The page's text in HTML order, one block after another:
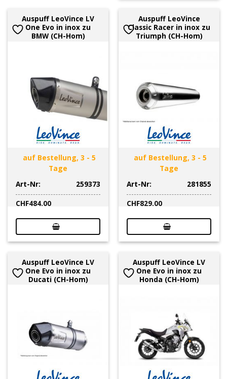
Auspuff LeoVince LV
One Evo in inox zu
BMW (CH-Hom)
auf Bestellung, 3 - 5
Tage
Art-Nr:
259373
CHF484.00
Auspuff LeoVince
Classic Racer in inox zu
Triumph (CH-Hom)
auf Bestellung, 3 - 5
Tage
Art-Nr:
281855
CHF829.00
Auspuff LeoVince LV
One Evo in inox zu
Ducati (CH-Hom)
Auspuff LeoVince LV
One Evo in inox zu
Honda (CH-Hom)